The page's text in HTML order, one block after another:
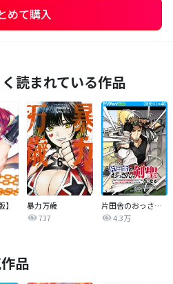
めて購入
読まれている作品
暴力万歳
737
片田舎のおっさん、剣聖になる～ただの田舎の剣術師範だったのに、大成した弟子たちが俺を放ってくれない件～(話売り)
4.3万
品